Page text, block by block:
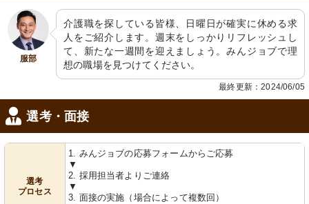
服部
介護職を探している皆様、日曜日が確実に休める求
人をご紹介します。週末をしっかりリフレッシュし
て、新たな一週間を迎えましょう。みんジョブで理
想の職場を見つけてください。
最終更新：2024/06/05
選考・面接
選考
プロセス
1. みんジョブの応募フォームからご応募
▼
2. 採用担当者よりご連絡
▼
3. 面接の実施（場合によって複数回）